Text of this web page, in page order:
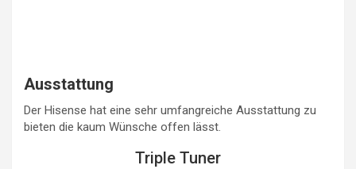
Ausstattung
Der Hisense hat eine sehr umfangreiche Ausstattung zu
bieten die kaum Wünsche offen lässt.
Triple Tuner